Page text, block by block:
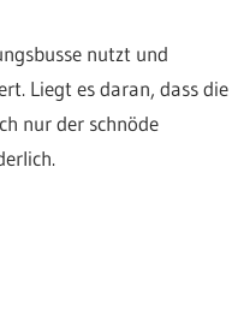
nutzt und
Liegt es daran, dass die
nur der schnöde